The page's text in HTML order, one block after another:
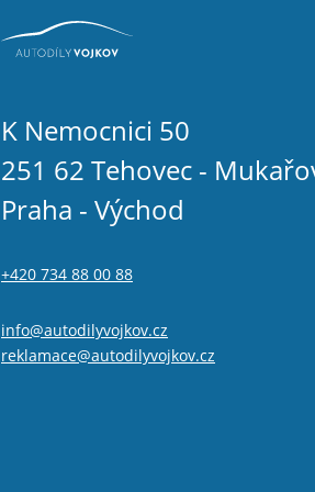
K Nemocnici 50
251 62 Tehovec -
Praha - Východ
+420 734 88 00 88
info@autodilyvojkov.cz
reklamace@autodilyvojkov.cz